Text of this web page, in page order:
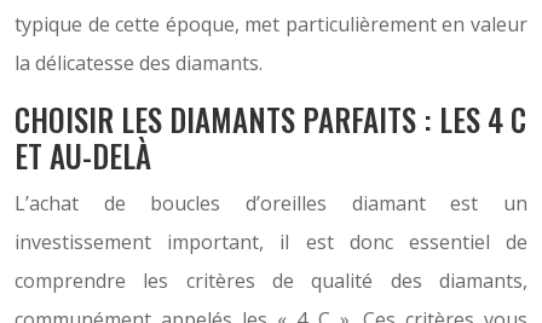
typique de cette époque, met particulièrement en valeur
la délicatesse des diamants.
CHOISIR LES DIAMANTS PARFAITS : LES 4 C
ET AU-DELÀ
L’achat de boucles d’oreilles diamant est un
investissement important, il est donc essentiel de
comprendre les critères de qualité des diamants,